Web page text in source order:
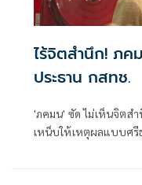
ไร้จิตสำนึก! ภ
ประธาน กสทช.
'ภคมน' ซัด ไม่เห็นจิตส
เหน็บให้เหตุผลแบบศรี